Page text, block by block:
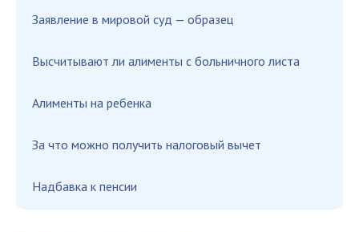
Заявление в мировой суд — образец
Высчитывают ли алименты с больничного листа
Алименты на ребенка
За что можно получить налоговый вычет
Надбавка к пенсии